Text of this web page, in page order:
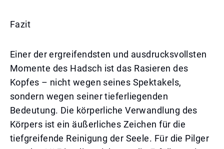
Fazit
Einer der ergreifendsten und ausdrucksvollsten
Momente des Hadsch ist das Rasieren des
Kopfes – nicht wegen seines Spektakels,
sondern wegen seiner tieferliegenden
Bedeutung. Die körperliche Verwandlung des
Körpers ist ein äußerliches Zeichen für die
tiefgreifende Reinigung der Seele. Für die Pilger